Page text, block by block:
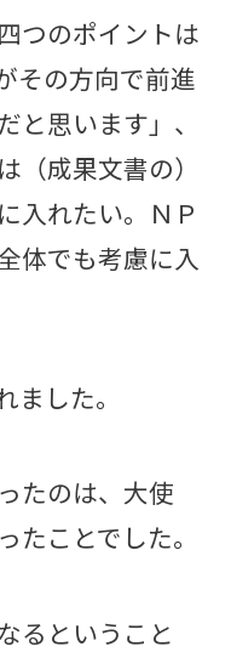
つのポイントは
その方向で前進
と思います」、
（成果文書の）
入れたい。ＮＰ
体でも考慮に入
した。
たのは、大使
たことでした。
るということ